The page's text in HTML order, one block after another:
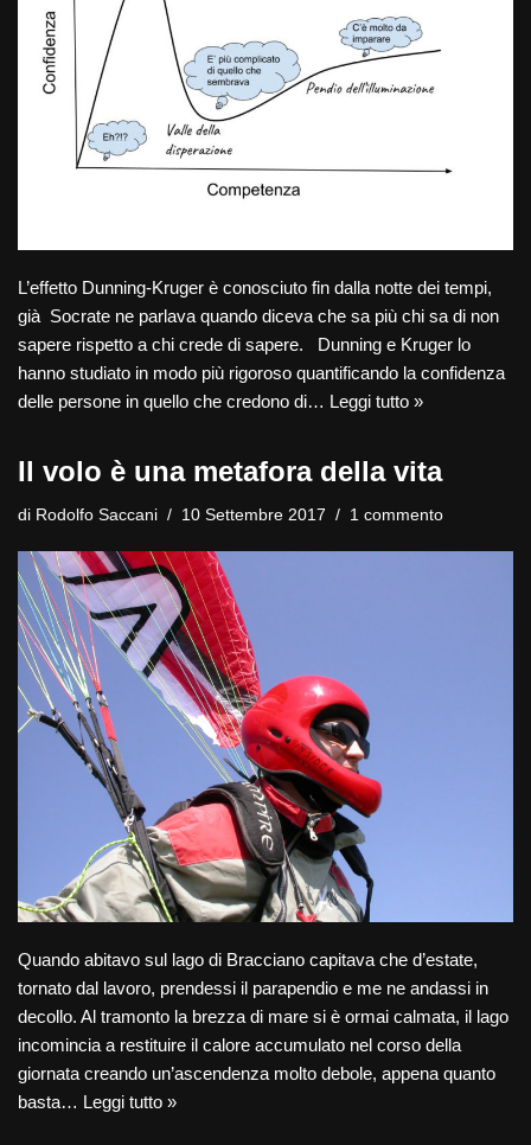
L’effetto Dunning-Kruger è conosciuto fin dalla notte dei tempi,
già Socrate ne parlava quando diceva che sa più chi sa di non
sapere rispetto a chi crede di sapere. Dunning e Kruger lo
hanno studiato in modo più rigoroso quantificando la confidenza
delle persone in quello che credono di… Leggi tutto »
Il volo è una metafora della vita
di Rodolfo Saccani 10 Settembre 2017 1 commento
Quando abitavo sul lago di Bracciano capitava che d’estate,
tornato dal lavoro, prendessi il parapendio e me ne andassi in
decollo. Al tramonto la brezza di mare si è ormai calmata, il lago
incomincia a restituire il calore accumulato nel corso della
giornata creando un’ascendenza molto debole, appena quanto
basta… Leggi tutto »